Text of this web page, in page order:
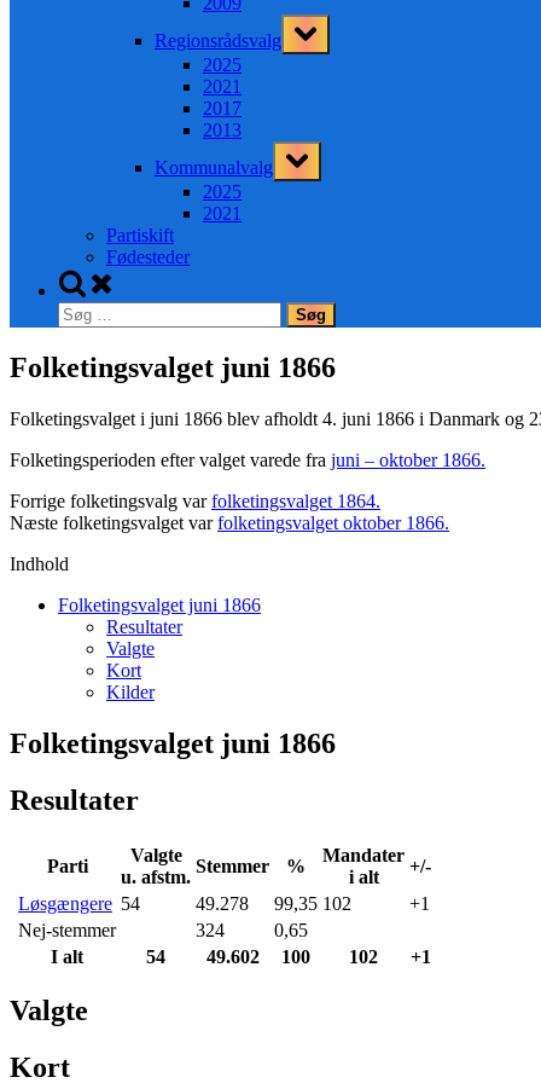
Regionsrådsvalg
Toggle
sub-
2025
2021
2017
2013
Kommunalvalg
Toggle
sub-
2025
2021
Partiskift
Fødesteder
Toggle
search
form
Søg
efter:
Folketingsvalget juni 1866
Folketingsvalget i juni 1866 blev afholdt 4. juni 1866 i Danmark og
Folketingsperioden efter valget varede fra juni – oktober 1866.
Forrige folketingsvalg varfolketingsvalget 1864.
Næste folketingsvalget varfolketingsvalget oktober 1866.
Indhold
Folketingsvalget juni 1866
Resultater
Valgte
Kort
Kilder
Folketingsvalget juni 1866
Resultater
Parti
Valgte
u. afstm.
Stemmer %
Mandater
i alt
+/-
Løsgængere 54 49.278 99,35 102
+1
Nej-stemmer
324
0,65
I alt
54 49.602 100 102 +1
Valgte
Kort